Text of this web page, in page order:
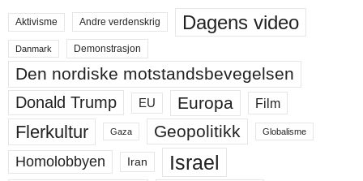
Aktivisme Andre verdenskrig Dagens video
Danmark Demonstrasjon
Den nordiske motstandsbevegelsen
Donald Trump EU Europa Film
Flerkultur Gaza Geopolitikk Globalisme
Homolobbyen Iran Israel